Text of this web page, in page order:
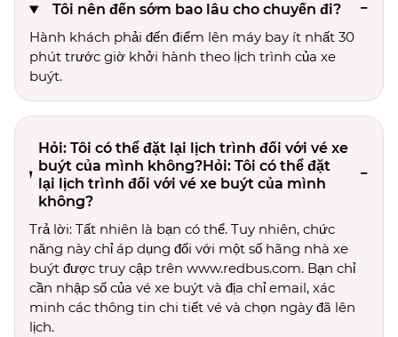
Tôi nên đến sớm bao lâu cho chuyến đi?
Hành khách phải đến điểm lên máy bay ít nhất 30
phút trước giờ khởi hành theo lịch trình của xe
buýt.
Hỏi: Tôi có thể đặt lại lịch trình đối với vé xe
buýt của mình không?Hỏi: Tôi có thể đặt
lại lịch trình đối với vé xe buýt của mình
không?
Trả lời: Tất nhiên là bạn có thể. Tuy nhiên, chức
năng này chỉ áp dụng đối với một số hãng nhà xe
buýt được truy cập trên www.redbus.com. Bạn chỉ
cần nhập số của vé xe buýt và địa chỉ email, xác
minh các thông tin chi tiết vé và chọn ngày đã lên
lịch.